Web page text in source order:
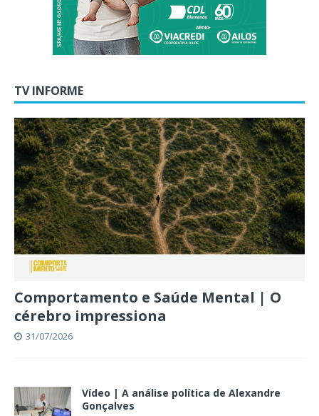
TV INFORME
Comportamento e Saúde Mental | O
cérebro impressiona
31/07/2026
Vídeo | A análise política de Alexandre
Gonçalves